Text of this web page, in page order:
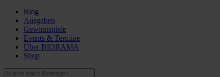
Blog
Ausgaben
Gewinnspiele
Events & Termine
Über BIORAMA
Shop